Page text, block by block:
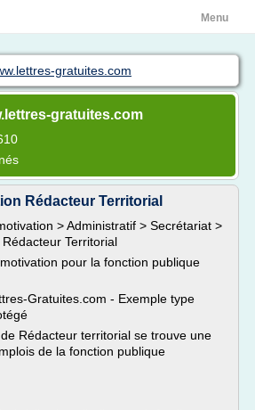
Menu
gratuites.com
gratuites.com
Rédacteur Territorial
> Administratif > Secrétariat >
Territorial
pour la fonction publique
Gratuites.com - Exemple type
Rédacteur territorial se trouve une
de la fonction publique